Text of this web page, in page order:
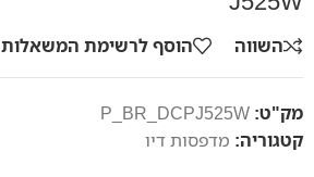
השווה הוסף לרשימת המשאלות
מק"ט: P_BR_DCPJ525W
קטגוריה: מדפסות דיו